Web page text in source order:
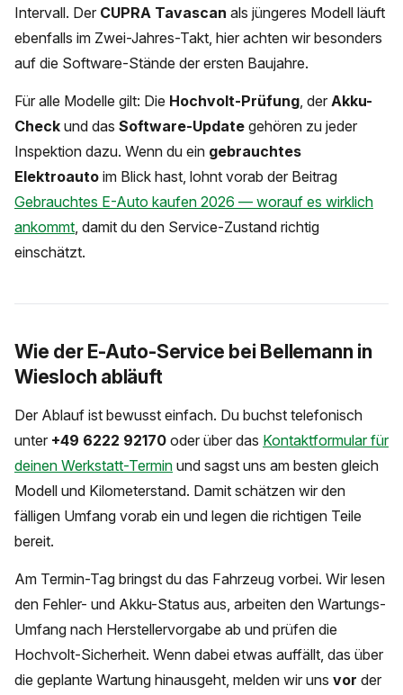
Intervall. Der CUPRA Tavascan als jüngeres Modell läuft
ebenfalls im Zwei-Jahres-Takt, hier achten wir besonders
auf die Software-Stände der ersten Baujahre.
Für alle Modelle gilt: Die Hochvolt-Prüfung, der Akku-
Check und das Software-Update gehören zu jeder
Inspektion dazu. Wenn du ein gebrauchtes
Elektroauto im Blick hast, lohnt vorab der Beitrag
Gebrauchtes E-Auto kaufen 2026 — worauf es wirklich
ankommt, damit du den Service-Zustand richtig
einschätzt.
Wie der E-Auto-Service bei Bellemann in
Wiesloch abläuft
Der Ablauf ist bewusst einfach. Du buchst telefonisch
unter +49 6222 92170 oder über das Kontaktformular für
deinen Werkstatt-Termin und sagst uns am besten gleich
Modell und Kilometerstand. Damit schätzen wir den
fälligen Umfang vorab ein und legen die richtigen Teile
bereit.
Am Termin-Tag bringst du das Fahrzeug vorbei. Wir lesen
den Fehler- und Akku-Status aus, arbeiten den Wartungs-
Umfang nach Herstellervorgabe ab und prüfen die
Hochvolt-Sicherheit. Wenn dabei etwas auffällt, das über
die geplante Wartung hinausgeht, melden wir uns vor der